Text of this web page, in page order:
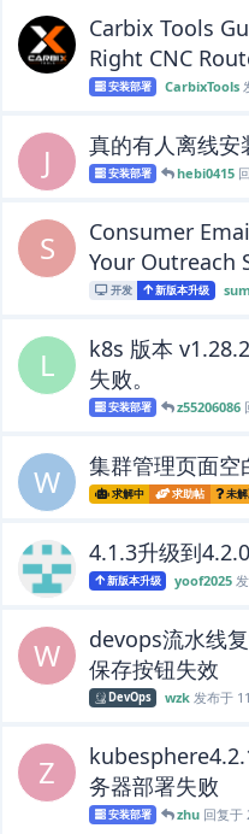
Carbix Tools
Right CNC
安装部署 CarbixTools
J 真的有人离线安
安装部署 hebi0415
S
Consumer
Your Outreach
开发 新版本升级
L
k8s 版本
失败。
安装部署 z55206086
W 集群管理页面空
求解中 求助帖 未
4.1.3升级到
新版本升级 yoof2025
W
devops流水线
保存按钮失效
DevOps wzk 发布于
Z
务器部署失败
安装部署 zhu 回复于